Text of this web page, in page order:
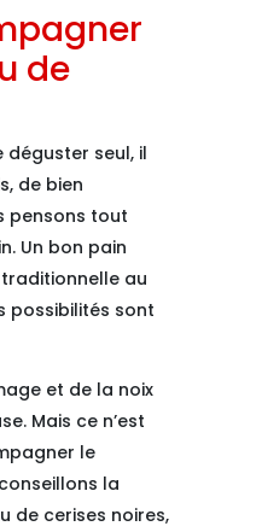
de
seul, il
de bien
pensons tout
Un bon pain
au
possibilités sont
et de la noix
Mais ce n’est
le
la
de cerises noires,